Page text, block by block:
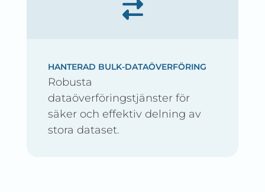
HANTERAD BULK-DATAÖVERFÖRING
Robusta
dataöverföringstjänster för
säker och effektiv delning av
stora dataset.